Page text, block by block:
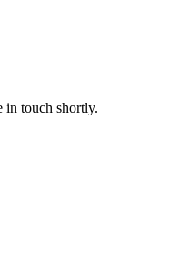
touch shortly.